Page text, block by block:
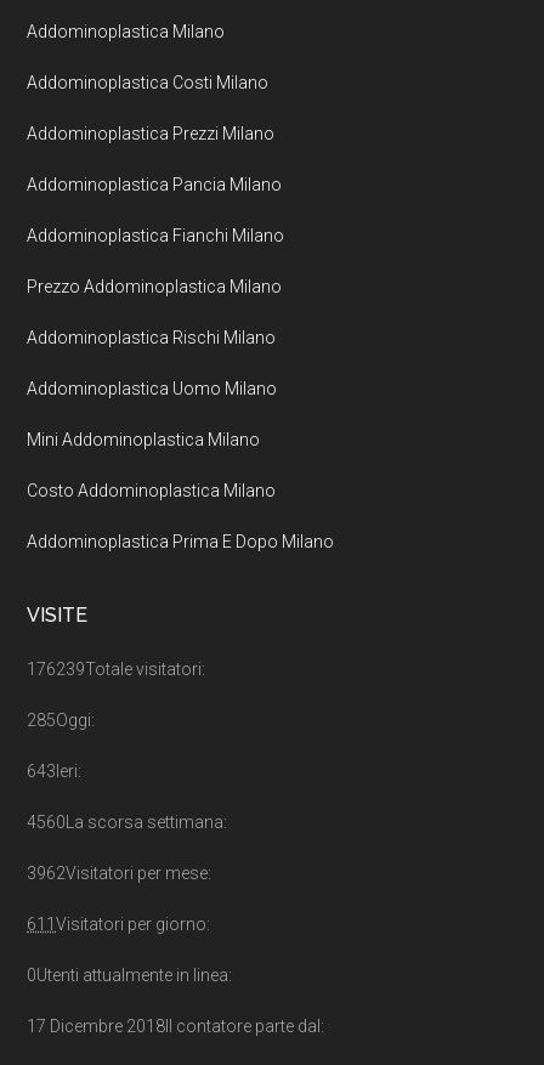
Addominoplastica Milano
Addominoplastica Costi Milano
Addominoplastica Prezzi Milano
Addominoplastica Pancia Milano
Addominoplastica Fianchi Milano
Prezzo Addominoplastica Milano
Addominoplastica Rischi Milano
Addominoplastica Uomo Milano
Mini Addominoplastica Milano
Costo Addominoplastica Milano
Addominoplastica Prima E Dopo Milano
VISITE
176239Totale visitatori:
285Oggi:
643 Ieri:
4560 La scorsa settimana:
3962Visitatori per mese:
611Visitatori per giorno:
0Utenti attualmente in linea:
17 Dicembre 2018 Il contatore parte dal: